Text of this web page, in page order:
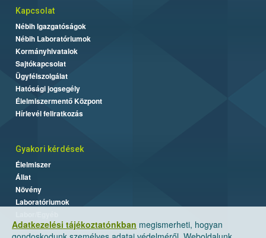
Adatkezelési tájékoztatónkban megismerheti, hogyan
Kapcsolat
Nébih Igazgatóságok
Nébih Laboratóriumok
Kormányhivatalok
Sajtókapcsolat
Ügyfélszolgálat
Hatósági jogsegély
Élelmiszermentő Központ
Hírlevél feliratkozás
Gyakori kérdések
Élelmiszer
Állat
Növény
Laboratóriumok